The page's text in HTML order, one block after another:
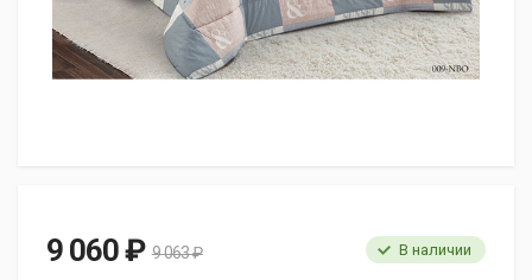
9 060 ₽ 9 063 ₽ В наличии